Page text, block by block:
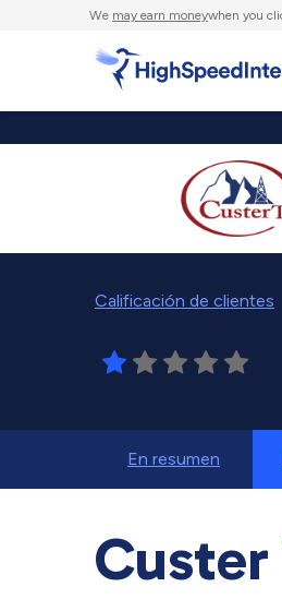
We may earn moneywhen you
Calificación de clientes
En resumen